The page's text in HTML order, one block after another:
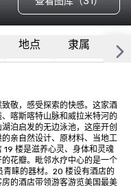
地点 隶属 更
敬，感受探索的快感。这家酒
喀斯喀特山脉和威拉米特河的
泊启发的无边泳池，这座开创
亲自然设计、原材料、当地工
19 楼是滋养心灵、身体和灵魂
花瓣。毗邻水疗中心的是一个
睐的器材。20 楼设有酒店的
的酒店带领游客游览美国最美